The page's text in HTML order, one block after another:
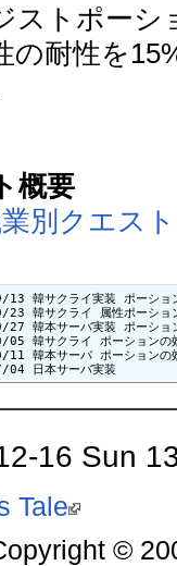
ストポーシ
の耐性を
概要
別クエスト
韓サクライ実装 ポーショ
韓サクライ 属性ポーショ
韓本サーバ実装 ポーショ
韓サクライ ポーションの
韓本サーバ ポーションの
日本サーバ実装
16 Sun
Tale
©